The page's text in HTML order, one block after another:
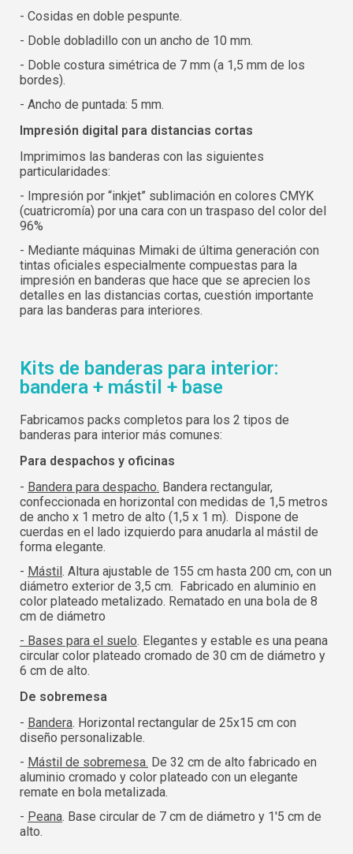
Inicia sesión
Selecciona tu idioma
- Cosidas en doble pespunte.
- Doble dobladillo con un ancho de 10 mm.
- Doble costura simétrica de 7 mm (a 1,5 mm de los
bordes).
- Ancho de puntada: 5 mm.
Impresión digital para distancias cortas
Imprimimos las banderas con las siguientes
particularidades:
- Impresión por “inkjet” sublimación en colores CMYK
(cuatricromía) por una cara con un traspaso del color del
96%
- Mediante máquinas Mimaki de última generación con
tintas oficiales especialmente compuestas para la
impresión en banderas que hace que se aprecien los
detalles en las distancias cortas, cuestión importante
para las banderas para interiores.
Kits de banderas para interior:
bandera + mástil + base
Fabricamos packs completos para los 2 tipos de
banderas para interior más comunes:
Para despachos y oficinas
- Bandera para despacho. Bandera rectangular,
confeccionada en horizontal con medidas de 1,5 metros
de ancho x 1 metro de alto (1,5 x 1 m). Dispone de
cuerdas en el lado izquierdo para anudarla al mástil de
forma elegante.
- Mástil. Altura ajustable de 155 cm hasta 200 cm, con un
diámetro exterior de 3,5 cm. Fabricado en aluminio en
color plateado metalizado. Rematado en una bola de 8
cm de diámetro
- Bases para el suelo. Elegantes y estable es una peana
circular color plateado cromado de 30 cm de diámetro y
6 cm de alto.
De sobremesa
- Bandera. Horizontal rectangular de 25x15 cm con
diseño personalizable.
- Mástil de sobremesa. De 32 cm de alto fabricado en
aluminio cromado y color plateado con un elegante
remate en bola metalizada.
- Peana. Base circular de 7 cm de diámetro y 1'5 cm de
alto.